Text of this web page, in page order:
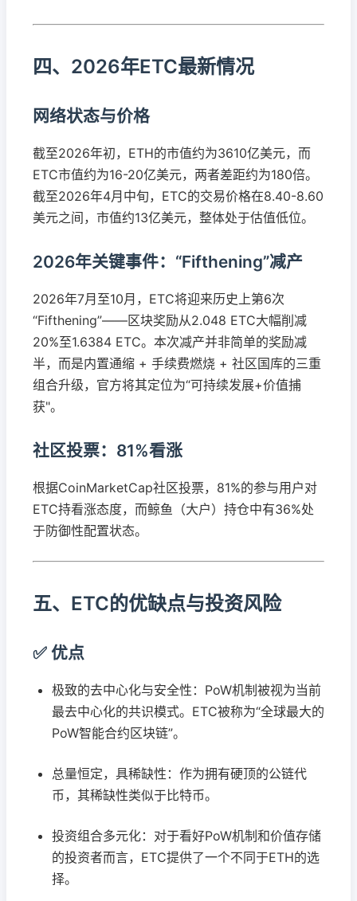
四、2026年ETC最新情况
网络状态与价格
截至2026年初，ETH的市值约为3610亿美元，而
ETC市值约为16-20亿美元，两者差距约为180倍。
截至2026年4月中旬，ETC的交易价格在8.40-8.60
美元之间，市值约13亿美元，整体处于估值低位。
2026年关键事件：“Fifthening”减产
2026年7月至10月，ETC将迎来历史上第6次
“Fifthening”——区块奖励从2.048 ETC大幅削减
20%至1.6384 ETC。本次减产并非简单的奖励减
半，而是内置通缩 + 手续费燃烧 + 社区国库的三重
组合升级，官方将其定位为“可持续发展+价值捕
获"。
社区投票：81%看涨
根据CoinMarketCap社区投票，81%的参与用户对
ETC持看涨态度，而鲸鱼（大户）持仓中有36%处
于防御性配置状态。
五、ETC的优缺点与投资风险
✅ 优点
极致的去中心化与安全性：PoW机制被视为当前
最去中心化的共识模式。ETC被称为“全球最大的
PoW智能合约区块链”。
总量恒定，具稀缺性：作为拥有硬顶的公链代
币，其稀缺性类似于比特币。
投资组合多元化：对于看好PoW机制和价值存储
的投资者而言，ETC提供了一个不同于ETH的选
择。